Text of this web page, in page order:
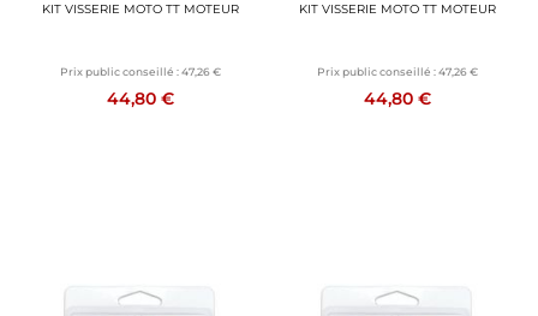
KIT VISSERIE MOTO TT MOTEUR
Prix public conseillé :47,26 €
44,80 €
KIT VISSERIE MOTO TT MOTEUR
Prix public conseillé :47,26 €
44,80 €